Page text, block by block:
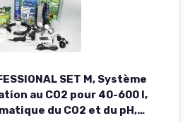
SET M, Système
au CO2 pour 40-600 l,
du CO2 et du pH,